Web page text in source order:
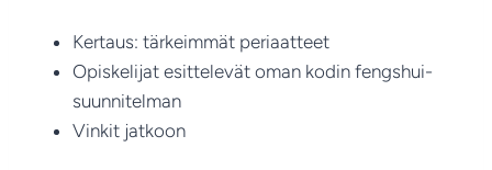
Kertaus: tärkeimmät periaatteet
Opiskelijat esittelevät oman kodin fengshui-
suunnitelman
Vinkit jatkoon